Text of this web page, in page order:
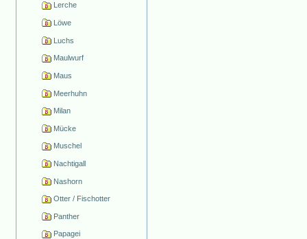
Lerche
Löwe
Luchs
Maulwurf
Maus
Meerhuhn
Milan
Mücke
Muschel
Nachtigall
Nashorn
Otter / Fischotter
Panther
Papagei